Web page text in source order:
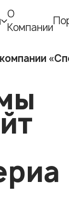
О
Компании